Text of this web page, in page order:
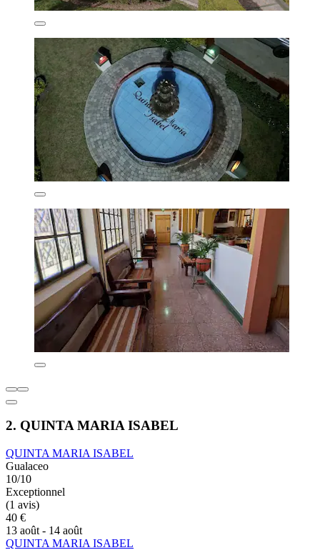
2. QUINTA MARIA ISABEL
QUINTA MARIA ISABEL
Gualaceo
10/10
Exceptionnel
(1 avis)
40 €
13 août - 14 août
QUINTA MARIA ISABEL